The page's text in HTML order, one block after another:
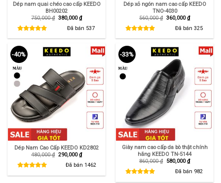
Dép nam quai chéo cao cấp KEEDO
BH00202
750,000₫ Giá
750,000 ₫.
380,000₫Giá
hiện
tại
là:
380,000 ₫.
Đã bán 537
Dép xỏ ngón nam cao cấp KEEDO
TNO-4030
560,000₫ Giá
560,000 ₫.
360,000₫Giá
hiện
tại
là:
360,000 ₫.
Đã bán 325
-40%
Dép Nam Cao Cấp KEEDO KD2802
480,000₫ Giá
290,000₫Giá
hiện
tại
Đã bán 1462
-33%
Giày nam cao cấp da bò thật chính
hãng KEEDO TN-5144
860,000₫ Giá
580,000₫Giá
hiện
tại
Đã bán 982